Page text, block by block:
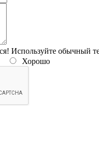
Используйте обычный
Хорошо